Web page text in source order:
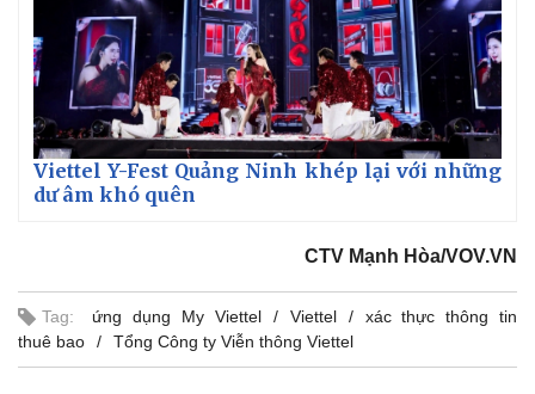
Viettel Y-Fest Quảng Ninh khép lại với những
dư âm khó quên
CTV Mạnh Hòa/VOV.VN
Tag: ứng dụng My Viettel Viettel
xác thực thông tin
thuê bao
Tổng Công ty Viễn thông Viettel